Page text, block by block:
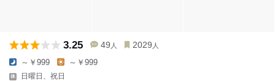
3.25 49 人 2029 人
～￥999 ～￥999
日曜日、祝日